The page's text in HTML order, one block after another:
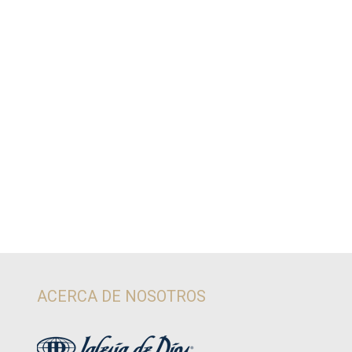
ACERCA DE NOSOTROS